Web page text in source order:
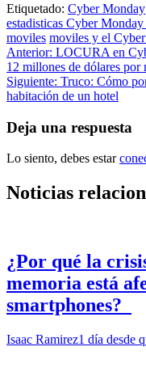
Etiquetado: Cyber ​​Monday
estadisticas Cyber
moviles moviles y el
Navegación
de
entradas
Anterior: LOCURA en
12 millones de dólares por
Siguiente: Truco: Cómo
habitación de un hotel
Deja una respuesta
Lo siento, debes estar
Noticias
¿Por qué la
memoria está
smartphones?
Isaac Ramirez1 día desde